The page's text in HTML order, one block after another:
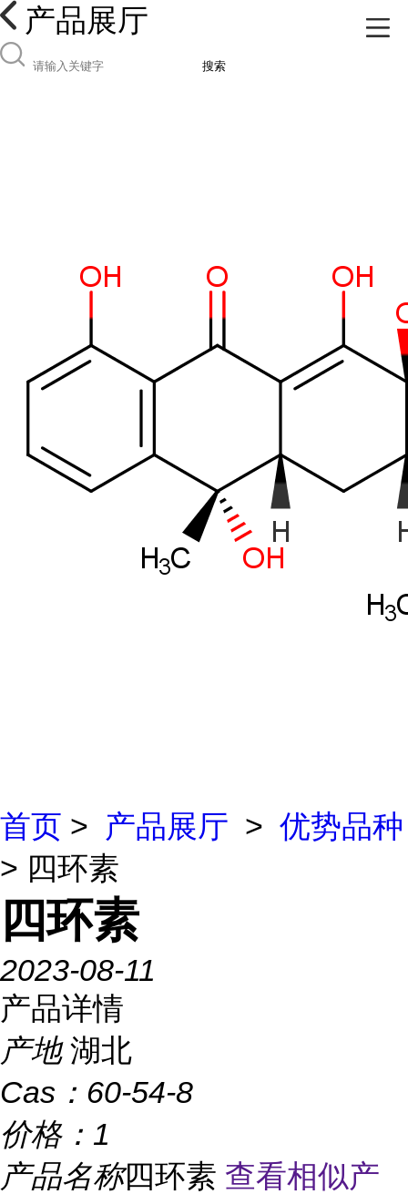
产品展厅
搜索
首页 > 产品展厅 > 优势品种
> 四环素
四环素
2023-08-11
产品详情
产地 湖北
Cas： 60-54-8
价格： 1
产品名称四环素 查看相似产